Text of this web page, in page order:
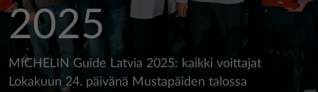
2025
MICHELIN Guide Latvia 2025: kaikki voittajat
Lokakuun 24. päivänä Mustapäiden talossa